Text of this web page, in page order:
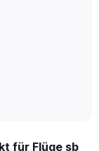
für Flüge sb